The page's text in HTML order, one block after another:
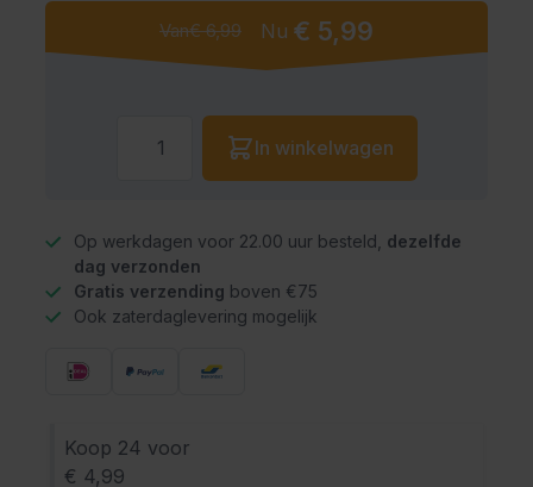
Van€ 6,99 Nu € 5,99
In winkelwagen
Op werkdagen voor 22.00 uur besteld, dezelfde
dag verzonden
Gratis verzending boven €75
Ook zaterdaglevering mogelijk
Koop 24 voor
€ 4,99